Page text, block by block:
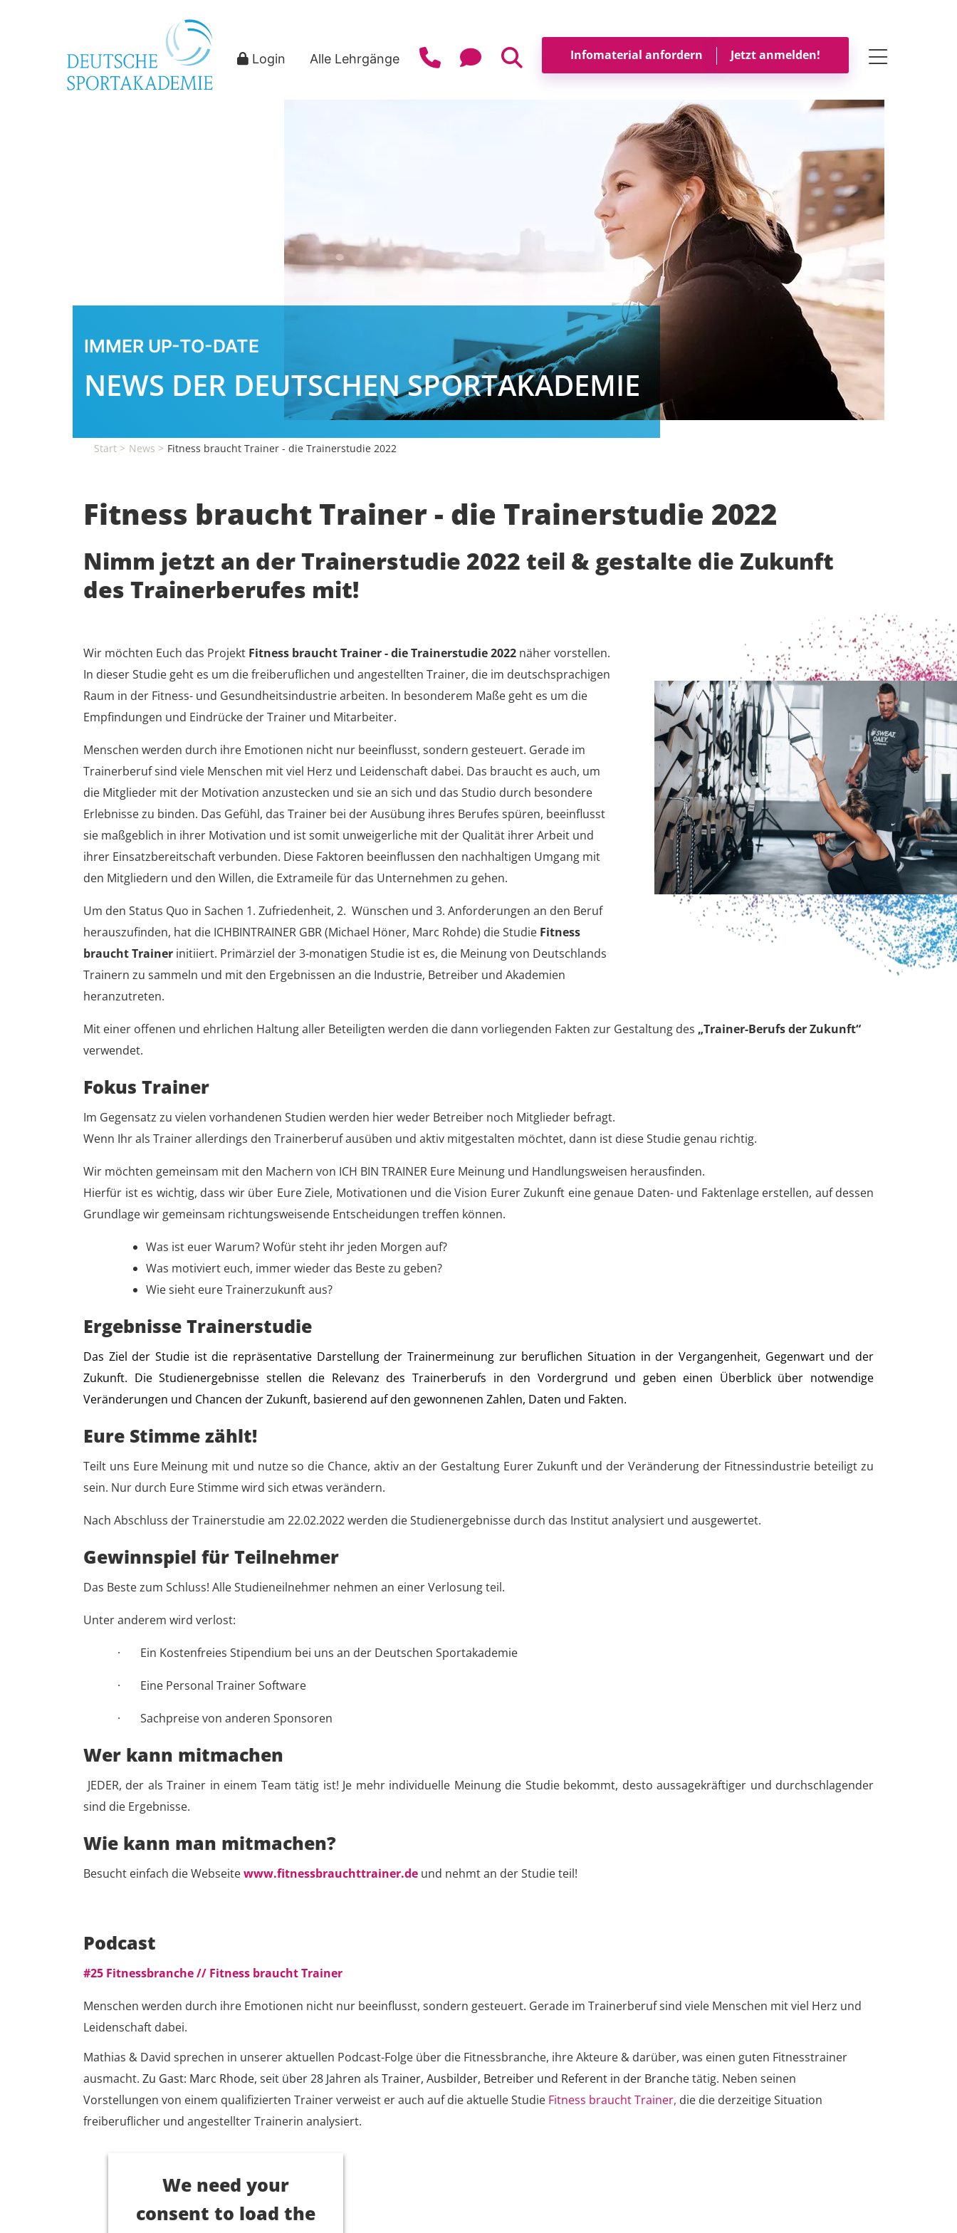
Login Alle Lehrgänge
Toggle
IMMER UP-TO-DATE
NEWS DER DEUTSCHEN SPORTAKADEMIE
Start News Fitness braucht Trainer - die Trainerstudie 2022
Fitness braucht Trainer - die Trainerstudie 2022
Nimm jetzt an der Trainerstudie 2022 teil & gestalte die Zukunft
des Trainerberufes mit!
Wir möchten Euch das Projekt Fitness braucht Trainer - die Trainerstudie 2022 näher vorstellen.
In dieser Studie geht es um die freiberuflichen und angestellten Trainer, die im deutschsprachigen
Raum in der Fitness- und Gesundheitsindustrie arbeiten. In besonderem Maße geht es um die
Empfindungen und Eindrücke der Trainer und Mitarbeiter.
Menschen werden durch ihre Emotionen nicht nur beeinflusst, sondern gesteuert. Gerade im
Trainerberuf sind viele Menschen mit viel Herz und Leidenschaft dabei. Das braucht es auch, um
die Mitglieder mit der Motivation anzustecken und sie an sich und das Studio durch besondere
Erlebnisse zu binden. Das Gefühl, das Trainer bei der Ausübung ihres Berufes spüren, beeinflusst
sie maßgeblich in ihrer Motivation und ist somit unweigerliche mit der Qualität ihrer Arbeit und
ihrer Einsatzbereitschaft verbunden. Diese Faktoren beeinflussen den nachhaltigen Umgang mit
den Mitgliedern und den Willen, die Extrameile für das Unternehmen zu gehen.
Um den Status Quo in Sachen 1. Zufriedenheit, 2. Wünschen und 3. Anforderungen an den Beruf
herauszufinden, hat die ICHBINTRAINER GBR (Michael Höner, Marc Rohde) die Studie Fitness
braucht Trainer initiiert. Primärziel der 3-monatigen Studie ist es, die Meinung von Deutschlands
Trainern zu sammeln und mit den Ergebnissen an die Industrie, Betreiber und Akademien
heranzutreten.
Mit einer offenen und ehrlichen Haltung aller Beteiligten werden die dann vorliegenden Fakten zur Gestaltung des „Trainer-Berufs der Zukunft“
verwendet.
Fokus Trainer
Im Gegensatz zu vielen vorhandenen Studien werden hier weder Betreiber noch Mitglieder befragt.
Wenn Ihr als Trainer allerdings den Trainerberuf ausüben und aktiv mitgestalten möchtet, dann ist diese Studie genau richtig.
Wir möchten gemeinsam mit den Machern von ICH BIN TRAINER Eure Meinung und Handlungsweisen herausfinden.
Hierfür ist es wichtig, dass wir über Eure Ziele, Motivationen und die Vision Eurer Zukunft eine genaue Daten- und Faktenlage erstellen, auf dessen
Grundlage wir gemeinsam richtungsweisende Entscheidungen treffen können.
Was ist euer Warum? Wofür steht ihr jeden Morgen auf?
Was motiviert euch, immer wieder das Beste zu geben?
Wie sieht eure Trainerzukunft aus?
Ergebnisse Trainerstudie
Das Ziel der Studie ist die repräsentative Darstellung der Trainermeinung zur beruflichen Situation in der Vergangenheit, Gegenwart und der
Zukunft. Die Studienergebnisse stellen die Relevanz des Trainerberufs in den Vordergrund und geben einen Überblick über notwendige
Veränderungen und Chancen der Zukunft, basierend auf den gewonnenen Zahlen, Daten und Fakten.
Eure Stimme zählt!
Teilt uns Eure Meinung mit und nutze so die Chance, aktiv an der Gestaltung Eurer Zukunft und der Veränderung der Fitnessindustrie beteiligt zu
sein. Nur durch Eure Stimme wird sich etwas verändern.
Nach Abschluss der Trainerstudie am 22.02.2022 werden die Studienergebnisse durch das Institut analysiert und ausgewertet.
Gewinnspiel für Teilnehmer
Das Beste zum Schluss! Alle Studieneilnehmer nehmen an einer Verlosung teil.
Unter anderem wird verlost:
· Ein Kostenfreies Stipendium bei uns an der Deutschen Sportakademie
· Eine Personal Trainer Software
· Sachpreise von anderen Sponsoren
Wer kann mitmachen
JEDER, der als Trainer in einem Team tätig ist! Je mehr individuelle Meinung die Studie bekommt, desto aussagekräftiger und durchschlagender
sind die Ergebnisse.
Wie kann man mitmachen?
Besucht einfach die Webseitewww.fitnessbrauchttrainer.de und nehmt an der Studie teil!
Podcast
#25 Fitnessbranche // Fitness braucht Trainer
Menschen werden durch ihre Emotionen nicht nur beeinflusst, sondern gesteuert. Gerade im Trainerberuf sind viele Menschen mit viel Herz und
Leidenschaft dabei.
Mathias & David sprechen in unserer aktuellen Podcast-Folge über die Fitnessbranche, ihre Akteure & darüber, was einen guten Fitnesstrainer
ausmacht. Zu Gast: Marc Rhode, seit über 28 Jahren als Trainer, Ausbilder, Betreiber und Referent in der Branchetätig. Neben seinen
Vorstellungen von einem qualifizierten Trainer verweist er auch auf die aktuelle Studie Fitness braucht Trainer, die die derzeitige Situation
freiberuflicher und angestellter Trainerin analysiert.
We need your
consent to load the